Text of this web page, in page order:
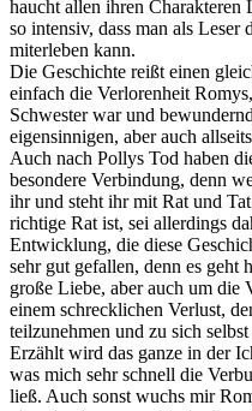
haucht allen ihren Charakteren
so intensiv, dass man als Leser
miterleben kann.
Die Geschichte reißt einen
einfach die Verlorenheit
Schwester war und
eigensinnigen, aber auch
Auch nach Pollys Tod haben
besondere Verbindung, denn
ihr und steht ihr mit Rat und
richtige Rat ist, sei allerdings
Entwicklung, die diese
sehr gut gefallen, denn es geht
große Liebe, aber auch um die
einem schrecklichen Verlust,
teilzunehmen und zu sich selbst
Erzählt wird das ganze in der
was mich sehr schnell die
ließ. Auch sonst wuchs mir